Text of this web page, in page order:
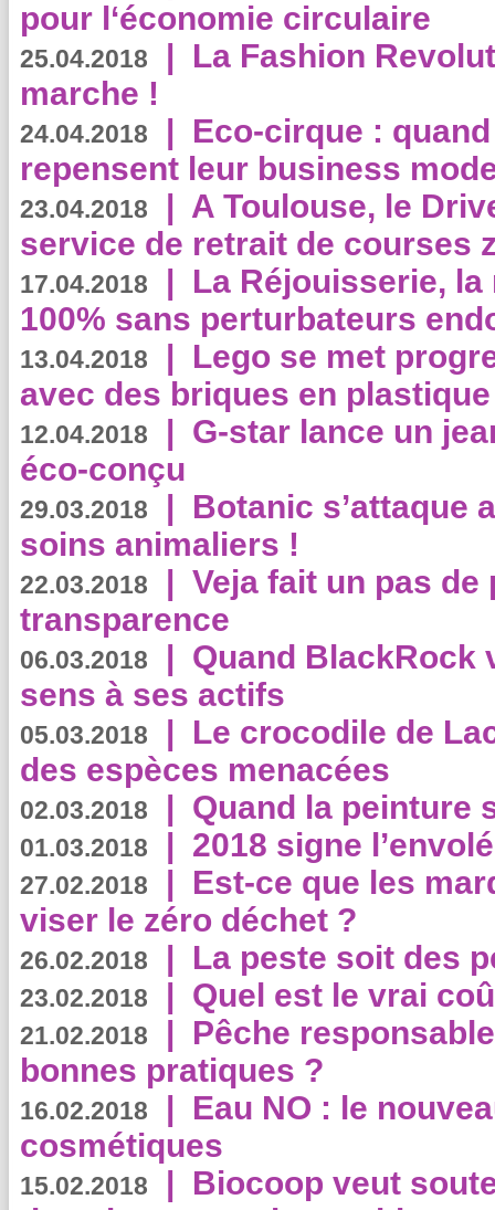
pour l‘économie circulaire
25.04.2018 | La Fashion
marche !
24.04.2018 | Eco-cirque :
repensent leur business
23.04.2018 | A Toulouse, le
service de retrait de courses
17.04.2018 | La Réjouisserie,
100% sans perturbateurs
13.04.2018 | Lego se met
avec des briques en
12.04.2018 | G-star lance un
éco-conçu
29.03.2018 | Botanic s’attaque
soins animaliers !
22.03.2018 | Veja fait un pas de
transparence
06.03.2018 | Quand BlackRock
sens à ses actifs
05.03.2018 | Le crocodile de
des espèces menacées
02.03.2018 | Quand la peinture
01.03.2018 | 2018 signe
27.02.2018 | Est-ce que les
viser le zéro déchet ?
26.02.2018 | La peste soit des
23.02.2018 | Quel est le vrai
21.02.2018 | Pêche
bonnes pratiques ?
16.02.2018 | Eau NO : le
cosmétiques
15.02.2018 | Biocoop veut